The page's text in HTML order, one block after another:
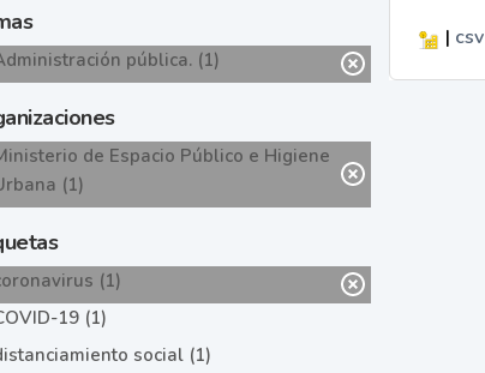
pública. (1)
de Espacio Público e Higiene
(1)
(1)
19 (1)
social (1)
| csv